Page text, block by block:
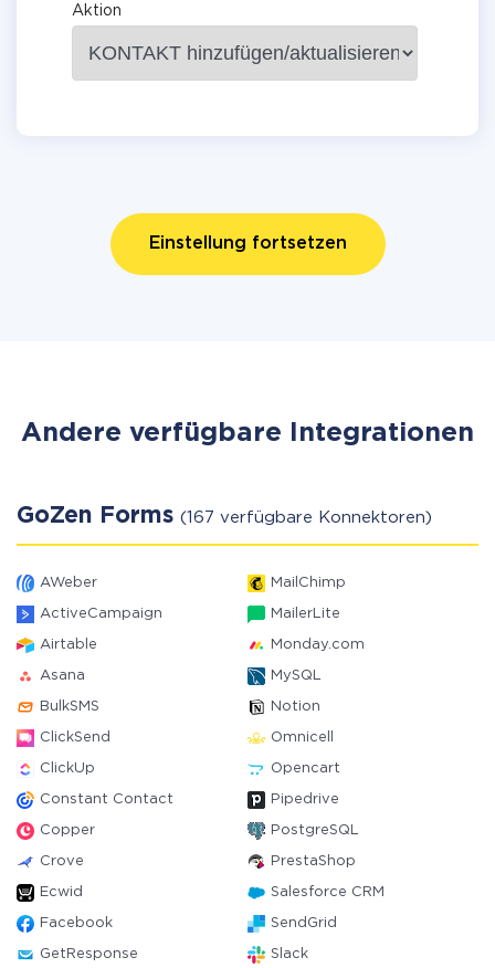
Aktion
Einstellung fortsetzen
Andere verfügbare Integrationen
GoZen Forms (167 verfügbare Konnektoren)
AWeber MailChimp
ActiveCampaign MailerLite
Airtable Monday.com
Asana MySQL
BulkSMS Notion
ClickSend Omnicell
ClickUp Opencart
Constant Contact Pipedrive
Copper PostgreSQL
Crove PrestaShop
Ecwid Salesforce CRM
Facebook SendGrid
GetResponse Slack